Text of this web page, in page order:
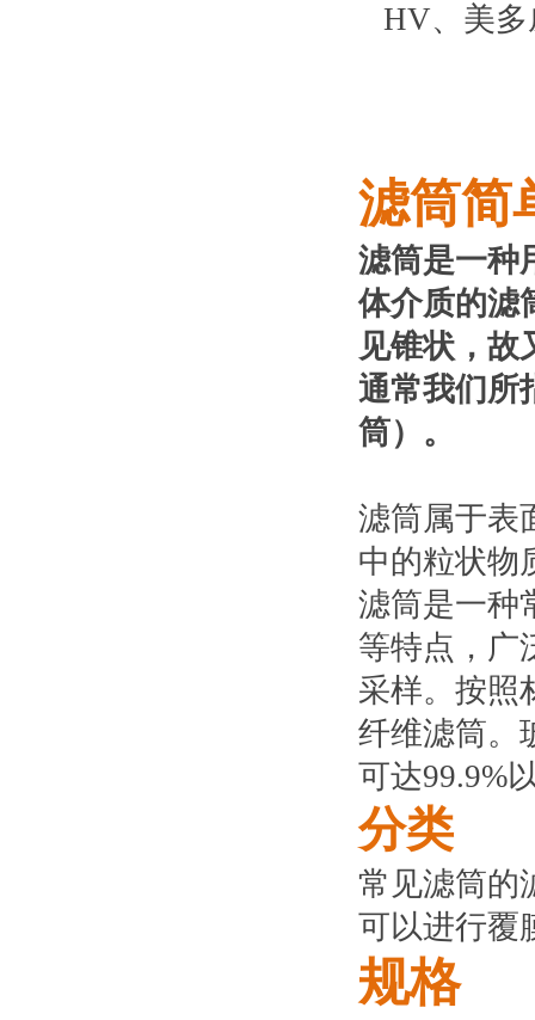
HV、美
滤筒简
滤筒是一种
体介质的滤
见锥状，故
通常我们所
筒）。
滤筒属于表
中的粒状物
滤筒是一种
等特点，广
采样。按照
纤维滤筒。
可达99.9%
分类
常见滤筒的
可以进行覆
规格